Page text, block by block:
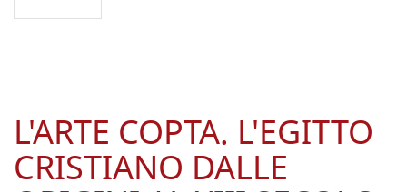
L'ARTE COPTA. L'EGITTO
CRISTIANO DALLE